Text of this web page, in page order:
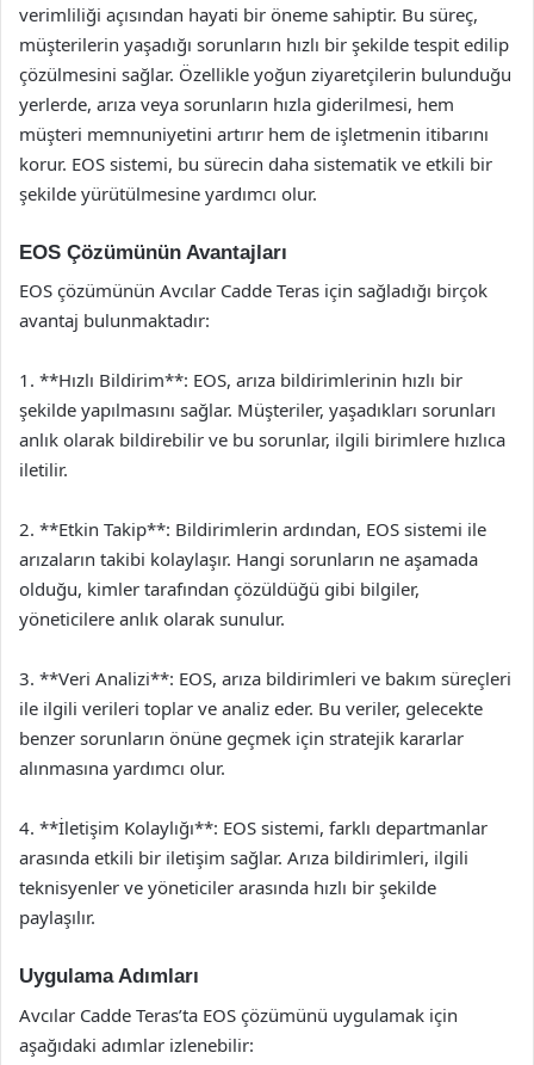
verimliliği açısından hayati bir öneme sahiptir. Bu süreç,
müşterilerin yaşadığı sorunların hızlı bir şekilde tespit edilip
çözülmesini sağlar. Özellikle yoğun ziyaretçilerin bulunduğu
yerlerde, arıza veya sorunların hızla giderilmesi, hem
müşteri memnuniyetini artırır hem de işletmenin itibarını
korur. EOS sistemi, bu sürecin daha sistematik ve etkili bir
şekilde yürütülmesine yardımcı olur.
EOS Çözümünün Avantajları
EOS çözümünün Avcılar Cadde Teras için sağladığı birçok
avantaj bulunmaktadır:
1. **Hızlı Bildirim**: EOS, arıza bildirimlerinin hızlı bir
şekilde yapılmasını sağlar. Müşteriler, yaşadıkları sorunları
anlık olarak bildirebilir ve bu sorunlar, ilgili birimlere hızlıca
iletilir.
2. **Etkin Takip**: Bildirimlerin ardından, EOS sistemi ile
arızaların takibi kolaylaşır. Hangi sorunların ne aşamada
olduğu, kimler tarafından çözüldüğü gibi bilgiler,
yöneticilere anlık olarak sunulur.
3. **Veri Analizi**: EOS, arıza bildirimleri ve bakım süreçleri
ile ilgili verileri toplar ve analiz eder. Bu veriler, gelecekte
benzer sorunların önüne geçmek için stratejik kararlar
alınmasına yardımcı olur.
4. **İletişim Kolaylığı**: EOS sistemi, farklı departmanlar
arasında etkili bir iletişim sağlar. Arıza bildirimleri, ilgili
teknisyenler ve yöneticiler arasında hızlı bir şekilde
paylaşılır.
Uygulama Adımları
Avcılar Cadde Teras’ta EOS çözümünü uygulamak için
aşağıdaki adımlar izlenebilir: